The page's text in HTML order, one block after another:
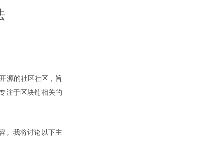
源的社区社区，旨
注于区块链相关的
。我将讨论以下主